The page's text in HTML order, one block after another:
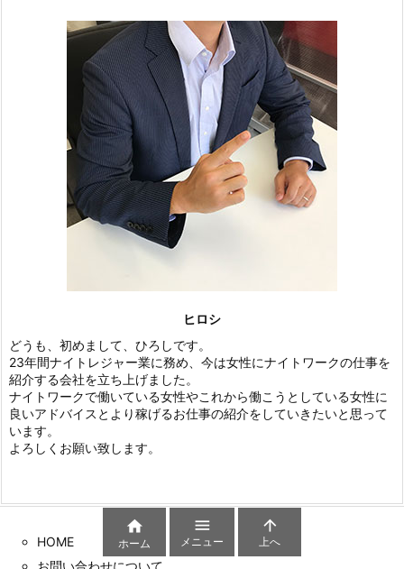
ヒロシ
どうも、初めまして、ひろしです。
23年間ナイトレジャー業に務め、今は女性にナイトワークの仕事を
紹介する会社を立ち上げました。
ナイトワークで働いている女性やこれから働こうとしている女性に
良いアドバイスとより稼げるお仕事の紹介をしていきたいと思って
います。
よろしくお願い致します。
HOME
お問い合わせについて

ホーム

メニュー

上へ